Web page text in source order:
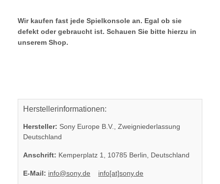
Wir kaufen fast jede Spielkonsole an. Egal ob sie
defekt oder gebraucht ist. Schauen Sie bitte hierzu in
unserem Shop.
Herstellerinformationen:
Hersteller: Sony Europe B.V., Zweigniederlassung
Deutschland
Anschrift: Kemperplatz 1, 10785 Berlin, Deutschland
E-Mail: info@sony.de info[at]sony.de